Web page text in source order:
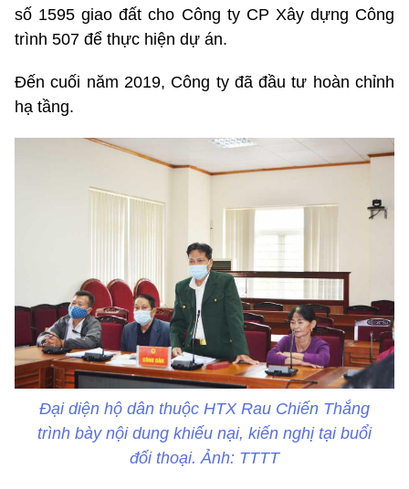
số 1595 giao đất cho Công ty CP Xây dựng Công
trình 507 để thực hiện dự án.
Đến cuối năm 2019, Công ty đã đầu tư hoàn chỉnh
hạ tầng.
Đại diện hộ dân thuộc HTX Rau Chiến Thắng
trình bày nội dung khiếu nại, kiến nghị tại buổi
đối thoại. Ảnh: TTTT